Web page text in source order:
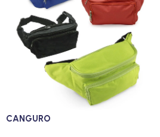
CANGURO